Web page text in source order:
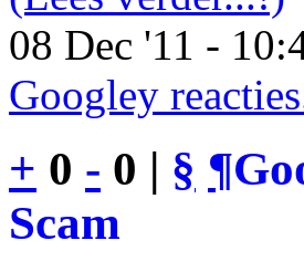
08 Dec '11 -
Googley
+ 0 - 0 | § ¶
Scam